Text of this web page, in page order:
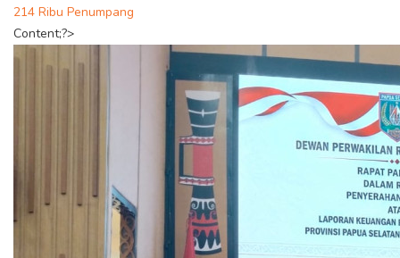
214 Ribu Penumpang
Content;?>